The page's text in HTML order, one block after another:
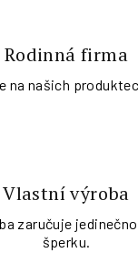
Rodinná firma
na našich
Vlastní výroba
zaručuje
šperku.